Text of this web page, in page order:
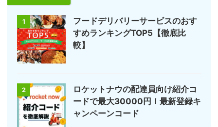
1
フードデリバリーサービスのおす
すめランキングTOP5【徹底比
較】
2
ロケットナウの配達員向け紹介コ
ードで最大30000円！最新登録キ
ャンペーンコード